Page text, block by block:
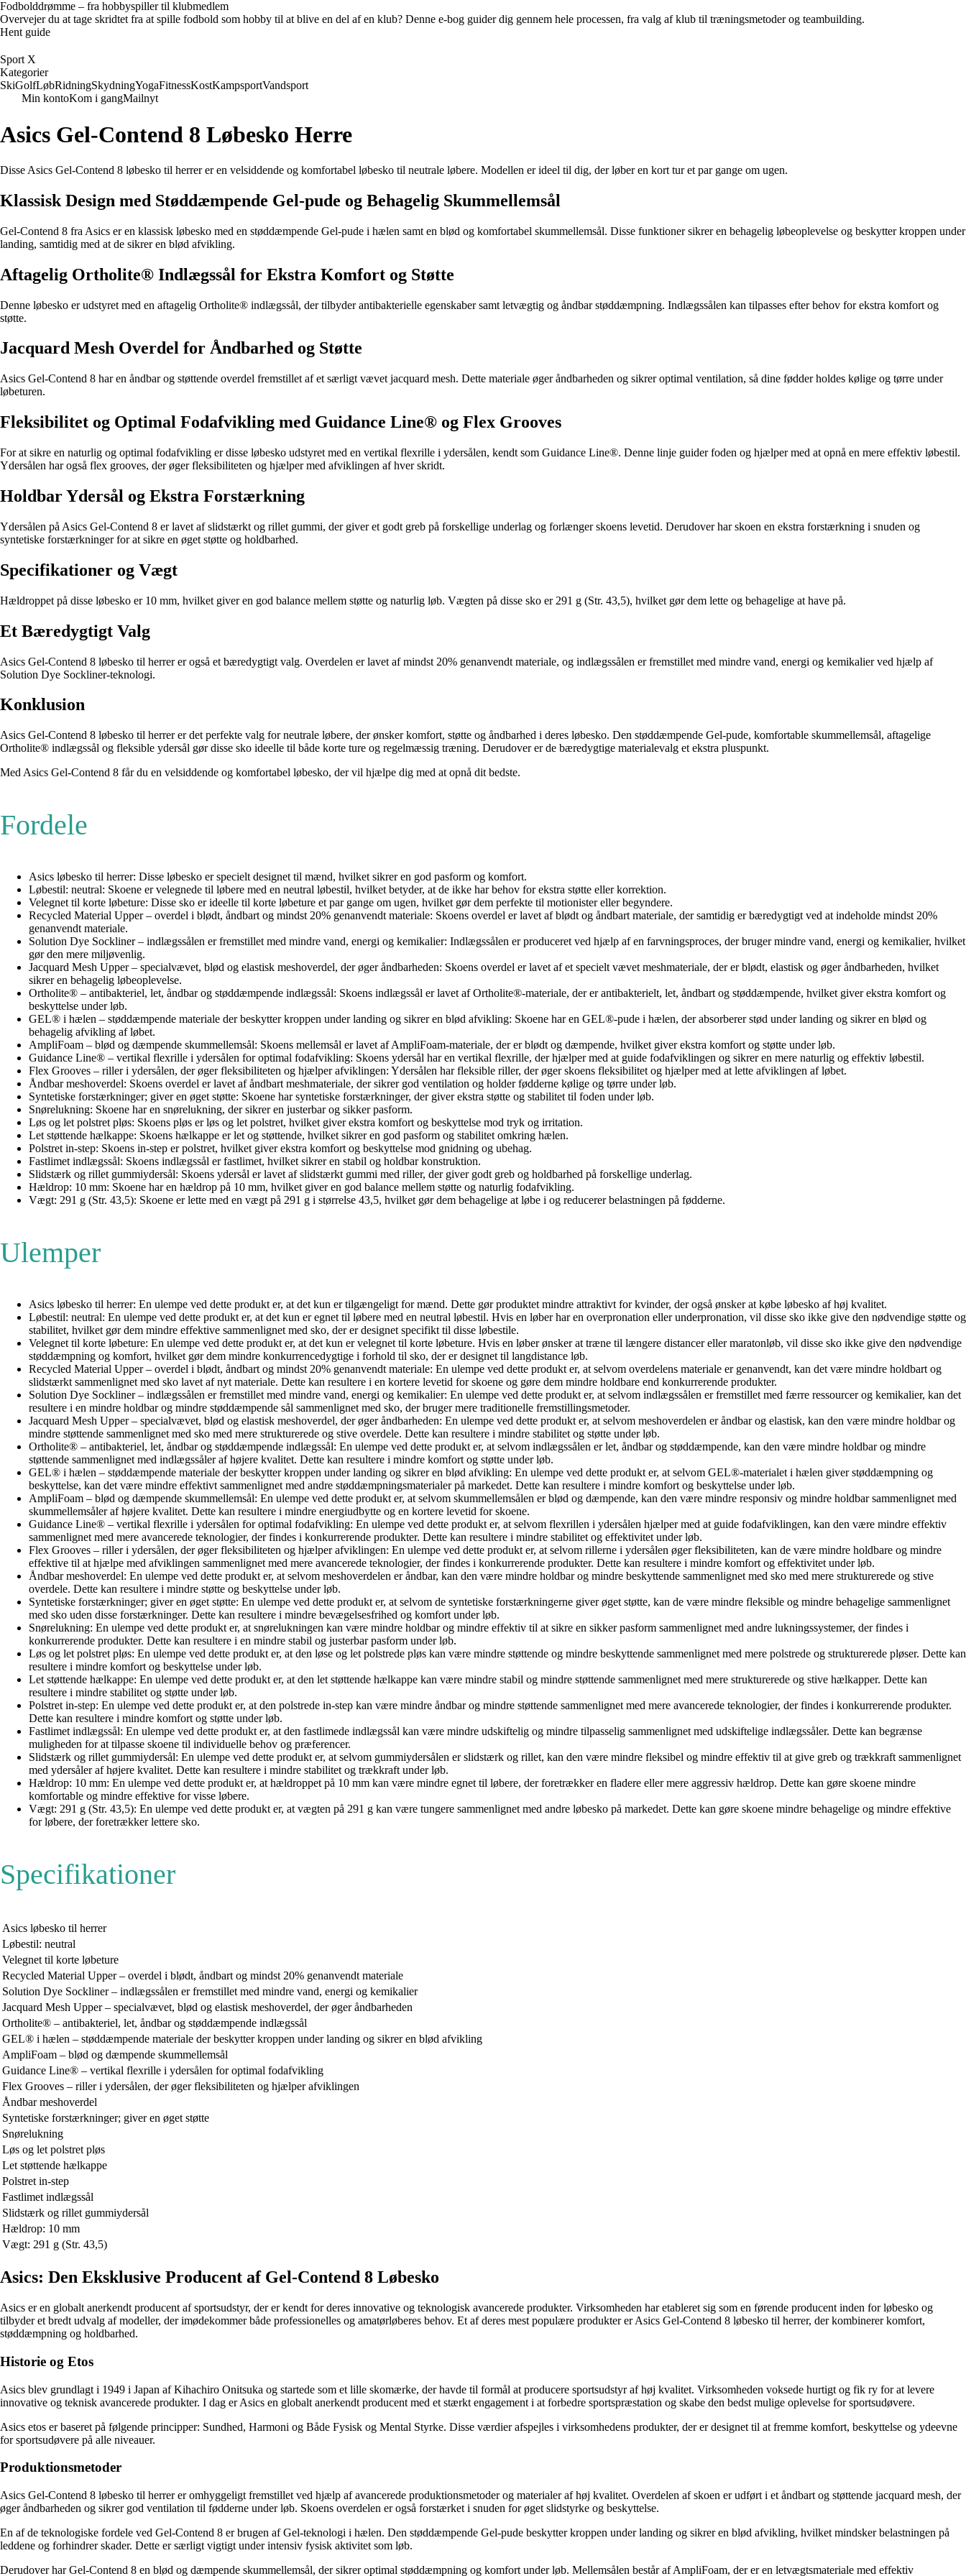
Fodbolddrømme – fra hobbyspiller til klubmedlem
Overvejer du at tage skridtet fra at spille fodbold som hobby til at blive en del af en klub? Denne e-bog guider dig gennem hele processen, fra valg af klub til træningsmetoder og teambuilding.
Hent guide
Sport X
Kategorier
SkiGolfLøbRidningSkydningYogaFitnessKostKampsportVandsport
Min kontoKom i gangMailnyt
Asics Gel-Contend 8 Løbesko Herre
Disse Asics Gel-Contend 8 løbesko til herrer er en velsiddende og komfortabel løbesko til neutrale løbere. Modellen er ideel til dig, der løber en kort tur et par gange om ugen.
Klassisk Design med Støddæmpende Gel-pude og Behagelig Skummellemsål
Gel-Contend 8 fra Asics er en klassisk løbesko med en støddæmpende Gel-pude i hælen samt en blød og komfortabel skummellemsål. Disse funktioner sikrer en behagelig løbeoplevelse og beskytter kroppen under
landing, samtidig med at de sikrer en blød afvikling.
Aftagelig Ortholite® Indlægssål for Ekstra Komfort og Støtte
Denne løbesko er udstyret med en aftagelig Ortholite® indlægssål, der tilbyder antibakterielle egenskaber samt letvægtig og åndbar støddæmpning. Indlægssålen kan tilpasses efter behov for ekstra komfort og
støtte.
Jacquard Mesh Overdel for Åndbarhed og Støtte
Asics Gel-Contend 8 har en åndbar og støttende overdel fremstillet af et særligt vævet jacquard mesh. Dette materiale øger åndbarheden og sikrer optimal ventilation, så dine fødder holdes kølige og tørre under
løbeturen.
Fleksibilitet og Optimal Fodafvikling med Guidance Line® og Flex Grooves
For at sikre en naturlig og optimal fodafvikling er disse løbesko udstyret med en vertikal flexrille i ydersålen, kendt som Guidance Line®. Denne linje guider foden og hjælper med at opnå en mere effektiv løbestil.
Ydersålen har også flex grooves, der øger fleksibiliteten og hjælper med afviklingen af hver skridt.
Holdbar Ydersål og Ekstra Forstærkning
Ydersålen på Asics Gel-Contend 8 er lavet af slidstærkt og rillet gummi, der giver et godt greb på forskellige underlag og forlænger skoens levetid. Derudover har skoen en ekstra forstærkning i snuden og
syntetiske forstærkninger for at sikre en øget støtte og holdbarhed.
Specifikationer og Vægt
Hældroppet på disse løbesko er 10 mm, hvilket giver en god balance mellem støtte og naturlig løb. Vægten på disse sko er 291 g (Str. 43,5), hvilket gør dem lette og behagelige at have på.
Et Bæredygtigt Valg
Asics Gel-Contend 8 løbesko til herrer er også et bæredygtigt valg. Overdelen er lavet af mindst 20% genanvendt materiale, og indlægssålen er fremstillet med mindre vand, energi og kemikalier ved hjælp af
Solution Dye Sockliner-teknologi.
Konklusion
Asics Gel-Contend 8 løbesko til herrer er det perfekte valg for neutrale løbere, der ønsker komfort, støtte og åndbarhed i deres løbesko. Den støddæmpende Gel-pude, komfortable skummellemsål, aftagelige
Ortholite® indlægssål og fleksible ydersål gør disse sko ideelle til både korte ture og regelmæssig træning. Derudover er de bæredygtige materialevalg et ekstra pluspunkt.
Med Asics Gel-Contend 8 får du en velsiddende og komfortabel løbesko, der vil hjælpe dig med at opnå dit bedste.
Fordele
Asics løbesko til herrer: Disse løbesko er specielt designet til mænd, hvilket sikrer en god pasform og komfort.
Løbestil: neutral: Skoene er velegnede til løbere med en neutral løbestil, hvilket betyder, at de ikke har behov for ekstra støtte eller korrektion.
Velegnet til korte løbeture: Disse sko er ideelle til korte løbeture et par gange om ugen, hvilket gør dem perfekte til motionister eller begyndere.
Recycled Material Upper – overdel i blødt, åndbart og mindst 20% genanvendt materiale: Skoens overdel er lavet af blødt og åndbart materiale, der samtidig er bæredygtigt ved at indeholde mindst 20%
genanvendt materiale.
Solution Dye Sockliner – indlægssålen er fremstillet med mindre vand, energi og kemikalier: Indlægssålen er produceret ved hjælp af en farvningsproces, der bruger mindre vand, energi og kemikalier, hvilket
gør den mere miljøvenlig.
Jacquard Mesh Upper – specialvævet, blød og elastisk meshoverdel, der øger åndbarheden: Skoens overdel er lavet af et specielt vævet meshmateriale, der er blødt, elastisk og øger åndbarheden, hvilket
sikrer en behagelig løbeoplevelse.
Ortholite® – antibakteriel, let, åndbar og støddæmpende indlægssål: Skoens indlægssål er lavet af Ortholite®-materiale, der er antibakterielt, let, åndbart og støddæmpende, hvilket giver ekstra komfort og
beskyttelse under løb.
GEL® i hælen – støddæmpende materiale der beskytter kroppen under landing og sikrer en blød afvikling: Skoene har en GEL®-pude i hælen, der absorberer stød under landing og sikrer en blød og
behagelig afvikling af løbet.
AmpliFoam – blød og dæmpende skummellemsål: Skoens mellemsål er lavet af AmpliFoam-materiale, der er blødt og dæmpende, hvilket giver ekstra komfort og støtte under løb.
Guidance Line® – vertikal flexrille i ydersålen for optimal fodafvikling: Skoens ydersål har en vertikal flexrille, der hjælper med at guide fodafviklingen og sikrer en mere naturlig og effektiv løbestil.
Flex Grooves – riller i ydersålen, der øger fleksibiliteten og hjælper afviklingen: Ydersålen har fleksible riller, der øger skoens fleksibilitet og hjælper med at lette afviklingen af løbet.
Åndbar meshoverdel: Skoens overdel er lavet af åndbart meshmateriale, der sikrer god ventilation og holder fødderne kølige og tørre under løb.
Syntetiske forstærkninger; giver en øget støtte: Skoene har syntetiske forstærkninger, der giver ekstra støtte og stabilitet til foden under løb.
Snørelukning: Skoene har en snørelukning, der sikrer en justerbar og sikker pasform.
Løs og let polstret pløs: Skoens pløs er løs og let polstret, hvilket giver ekstra komfort og beskyttelse mod tryk og irritation.
Let støttende hælkappe: Skoens hælkappe er let og støttende, hvilket sikrer en god pasform og stabilitet omkring hælen.
Polstret in-step: Skoens in-step er polstret, hvilket giver ekstra komfort og beskyttelse mod gnidning og ubehag.
Fastlimet indlægssål: Skoens indlægssål er fastlimet, hvilket sikrer en stabil og holdbar konstruktion.
Slidstærk og rillet gummiydersål: Skoens ydersål er lavet af slidstærkt gummi med riller, der giver godt greb og holdbarhed på forskellige underlag.
Hældrop: 10 mm: Skoene har en hældrop på 10 mm, hvilket giver en god balance mellem støtte og naturlig fodafvikling.
Vægt: 291 g (Str. 43,5): Skoene er lette med en vægt på 291 g i størrelse 43,5, hvilket gør dem behagelige at løbe i og reducerer belastningen på fødderne.
Ulemper
Asics løbesko til herrer: En ulempe ved dette produkt er, at det kun er tilgængeligt for mænd. Dette gør produktet mindre attraktivt for kvinder, der også ønsker at købe løbesko af høj kvalitet.
Løbestil: neutral: En ulempe ved dette produkt er, at det kun er egnet til løbere med en neutral løbestil. Hvis en løber har en overpronation eller underpronation, vil disse sko ikke give den nødvendige støtte og
stabilitet, hvilket gør dem mindre effektive sammenlignet med sko, der er designet specifikt til disse løbestile.
Velegnet til korte løbeture: En ulempe ved dette produkt er, at det kun er velegnet til korte løbeture. Hvis en løber ønsker at træne til længere distancer eller maratonløb, vil disse sko ikke give den nødvendige
støddæmpning og komfort, hvilket gør dem mindre konkurrencedygtige i forhold til sko, der er designet til langdistance løb.
Recycled Material Upper – overdel i blødt, åndbart og mindst 20% genanvendt materiale: En ulempe ved dette produkt er, at selvom overdelens materiale er genanvendt, kan det være mindre holdbart og
slidstærkt sammenlignet med sko lavet af nyt materiale. Dette kan resultere i en kortere levetid for skoene og gøre dem mindre holdbare end konkurrerende produkter.
Solution Dye Sockliner – indlægssålen er fremstillet med mindre vand, energi og kemikalier: En ulempe ved dette produkt er, at selvom indlægssålen er fremstillet med færre ressourcer og kemikalier, kan det
resultere i en mindre holdbar og mindre støddæmpende sål sammenlignet med sko, der bruger mere traditionelle fremstillingsmetoder.
Jacquard Mesh Upper – specialvævet, blød og elastisk meshoverdel, der øger åndbarheden: En ulempe ved dette produkt er, at selvom meshoverdelen er åndbar og elastisk, kan den være mindre holdbar og
mindre støttende sammenlignet med sko med mere strukturerede og stive overdele. Dette kan resultere i mindre stabilitet og støtte under løb.
Ortholite® – antibakteriel, let, åndbar og støddæmpende indlægssål: En ulempe ved dette produkt er, at selvom indlægssålen er let, åndbar og støddæmpende, kan den være mindre holdbar og mindre
støttende sammenlignet med indlægssåler af højere kvalitet. Dette kan resultere i mindre komfort og støtte under løb.
GEL® i hælen – støddæmpende materiale der beskytter kroppen under landing og sikrer en blød afvikling: En ulempe ved dette produkt er, at selvom GEL®-materialet i hælen giver støddæmpning og
beskyttelse, kan det være mindre effektivt sammenlignet med andre støddæmpningsmaterialer på markedet. Dette kan resultere i mindre komfort og beskyttelse under løb.
AmpliFoam – blød og dæmpende skummellemsål: En ulempe ved dette produkt er, at selvom skummellemsålen er blød og dæmpende, kan den være mindre responsiv og mindre holdbar sammenlignet med
skummellemsåler af højere kvalitet. Dette kan resultere i mindre energiudbytte og en kortere levetid for skoene.
Guidance Line® – vertikal flexrille i ydersålen for optimal fodafvikling: En ulempe ved dette produkt er, at selvom flexrillen i ydersålen hjælper med at guide fodafviklingen, kan den være mindre effektiv
sammenlignet med mere avancerede teknologier, der findes i konkurrerende produkter. Dette kan resultere i mindre stabilitet og effektivitet under løb.
Flex Grooves – riller i ydersålen, der øger fleksibiliteten og hjælper afviklingen: En ulempe ved dette produkt er, at selvom rillerne i ydersålen øger fleksibiliteten, kan de være mindre holdbare og mindre
effektive til at hjælpe med afviklingen sammenlignet med mere avancerede teknologier, der findes i konkurrerende produkter. Dette kan resultere i mindre komfort og effektivitet under løb.
Åndbar meshoverdel: En ulempe ved dette produkt er, at selvom meshoverdelen er åndbar, kan den være mindre holdbar og mindre beskyttende sammenlignet med sko med mere strukturerede og stive
overdele. Dette kan resultere i mindre støtte og beskyttelse under løb.
Syntetiske forstærkninger; giver en øget støtte: En ulempe ved dette produkt er, at selvom de syntetiske forstærkningerne giver øget støtte, kan de være mindre fleksible og mindre behagelige sammenlignet
med sko uden disse forstærkninger. Dette kan resultere i mindre bevægelsesfrihed og komfort under løb.
Snørelukning: En ulempe ved dette produkt er, at snørelukningen kan være mindre holdbar og mindre effektiv til at sikre en sikker pasform sammenlignet med andre lukningssystemer, der findes i
konkurrerende produkter. Dette kan resultere i en mindre stabil og justerbar pasform under løb.
Løs og let polstret pløs: En ulempe ved dette produkt er, at den løse og let polstrede pløs kan være mindre støttende og mindre beskyttende sammenlignet med mere polstrede og strukturerede pløser. Dette kan
resultere i mindre komfort og beskyttelse under løb.
Let støttende hælkappe: En ulempe ved dette produkt er, at den let støttende hælkappe kan være mindre stabil og mindre støttende sammenlignet med mere strukturerede og stive hælkapper. Dette kan
resultere i mindre stabilitet og støtte under løb.
Polstret in-step: En ulempe ved dette produkt er, at den polstrede in-step kan være mindre åndbar og mindre støttende sammenlignet med mere avancerede teknologier, der findes i konkurrerende produkter.
Dette kan resultere i mindre komfort og støtte under løb.
Fastlimet indlægssål: En ulempe ved dette produkt er, at den fastlimede indlægssål kan være mindre udskiftelig og mindre tilpasselig sammenlignet med udskiftelige indlægssåler. Dette kan begrænse
muligheden for at tilpasse skoene til individuelle behov og præferencer.
Slidstærk og rillet gummiydersål: En ulempe ved dette produkt er, at selvom gummiydersålen er slidstærk og rillet, kan den være mindre fleksibel og mindre effektiv til at give greb og trækkraft sammenlignet
med ydersåler af højere kvalitet. Dette kan resultere i mindre stabilitet og trækkraft under løb.
Hældrop: 10 mm: En ulempe ved dette produkt er, at hældroppet på 10 mm kan være mindre egnet til løbere, der foretrækker en fladere eller mere aggressiv hældrop. Dette kan gøre skoene mindre
komfortable og mindre effektive for visse løbere.
Vægt: 291 g (Str. 43,5): En ulempe ved dette produkt er, at vægten på 291 g kan være tungere sammenlignet med andre løbesko på markedet. Dette kan gøre skoene mindre behagelige og mindre effektive
for løbere, der foretrækker lettere sko.
Specifikationer
Asics løbesko til herrer
Løbestil: neutral
Velegnet til korte løbeture
Recycled Material Upper – overdel i blødt, åndbart og mindst 20% genanvendt materiale
Solution Dye Sockliner – indlægssålen er fremstillet med mindre vand, energi og kemikalier
Jacquard Mesh Upper – specialvævet, blød og elastisk meshoverdel, der øger åndbarheden
Ortholite® – antibakteriel, let, åndbar og støddæmpende indlægssål
GEL® i hælen – støddæmpende materiale der beskytter kroppen under landing og sikrer en blød afvikling
AmpliFoam – blød og dæmpende skummellemsål
Guidance Line® – vertikal flexrille i ydersålen for optimal fodafvikling
Flex Grooves – riller i ydersålen, der øger fleksibiliteten og hjælper afviklingen
Åndbar meshoverdel
Syntetiske forstærkninger; giver en øget støtte
Snørelukning
Løs og let polstret pløs
Let støttende hælkappe
Polstret in-step
Fastlimet indlægssål
Slidstærk og rillet gummiydersål
Hældrop: 10 mm
Vægt: 291 g (Str. 43,5)
Asics: Den Eksklusive Producent af Gel-Contend 8 Løbesko
Asics er en globalt anerkendt producent af sportsudstyr, der er kendt for deres innovative og teknologisk avancerede produkter. Virksomheden har etableret sig som en førende producent inden for løbesko og
tilbyder et bredt udvalg af modeller, der imødekommer både professionelles og amatørløberes behov. Et af deres mest populære produkter er Asics Gel-Contend 8 løbesko til herrer, der kombinerer komfort,
støddæmpning og holdbarhed.
Historie og Etos
Asics blev grundlagt i 1949 i Japan af Kihachiro Onitsuka og startede som et lille skomærke, der havde til formål at producere sportsudstyr af høj kvalitet. Virksomheden voksede hurtigt og fik ry for at levere
innovative og teknisk avancerede produkter. I dag er Asics en globalt anerkendt producent med et stærkt engagement i at forbedre sportspræstation og skabe den bedst mulige oplevelse for sportsudøvere.
Asics etos er baseret på følgende principper: Sundhed, Harmoni og Både Fysisk og Mental Styrke. Disse værdier afspejles i virksomhedens produkter, der er designet til at fremme komfort, beskyttelse og ydeevne
for sportsudøvere på alle niveauer.
Produktionsmetoder
Asics Gel-Contend 8 løbesko til herrer er omhyggeligt fremstillet ved hjælp af avancerede produktionsmetoder og materialer af høj kvalitet. Overdelen af skoen er udført i et åndbart og støttende jacquard mesh, der
øger åndbarheden og sikrer god ventilation til fødderne under løb. Skoens overdelen er også forstærket i snuden for øget slidstyrke og beskyttelse.
En af de teknologiske fordele ved Gel-Contend 8 er brugen af ​​Gel-teknologi i hælen. Den støddæmpende Gel-pude beskytter kroppen under landing og sikrer en blød afvikling, hvilket mindsker belastningen på
leddene og forhindrer skader. Dette er særligt vigtigt under intensiv fysisk aktivitet som løb.
Derudover har Gel-Contend 8 en blød og dæmpende skummellemsål, der sikrer optimal støddæmpning og komfort under løb. Mellemsålen består af AmpliFoam, der er en letvægtsmateriale med effektiv